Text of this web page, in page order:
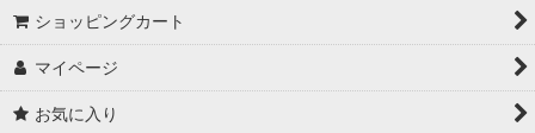
ショッピングカート
マイページ
お気に入り